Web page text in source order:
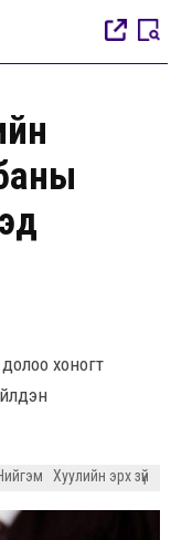
хоногт
Хуулийн эрх зүй